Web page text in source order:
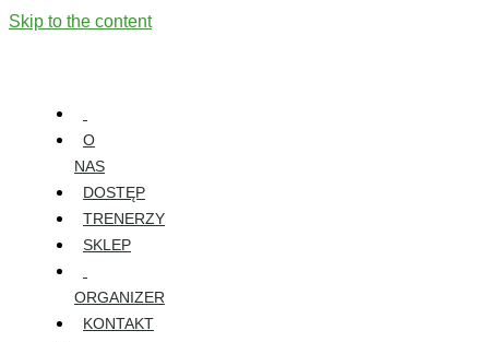
Skip to the content
O
NAS
DOSTĘP
TRENERZY
SKLEP
ORGANIZER
KONTAKT